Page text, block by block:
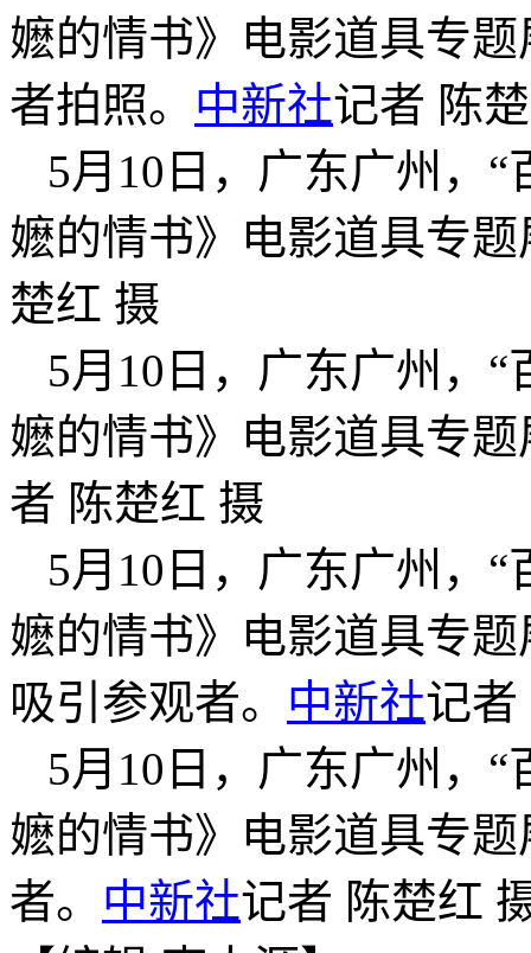
嬷的情书》电影道具专
者拍照。 中新社记者 陈
5月10日，广东广州，
嬷的情书》电影道具专
楚红 摄
5月10日，广东广州，
嬷的情书》电影道具专
者 陈楚红 摄
5月10日，广东广州，
嬷的情书》电影道具专
吸引参观者。 中新社记
5月10日，广东广州，
嬷的情书》电影道具专
者。 中新社记者 陈楚红